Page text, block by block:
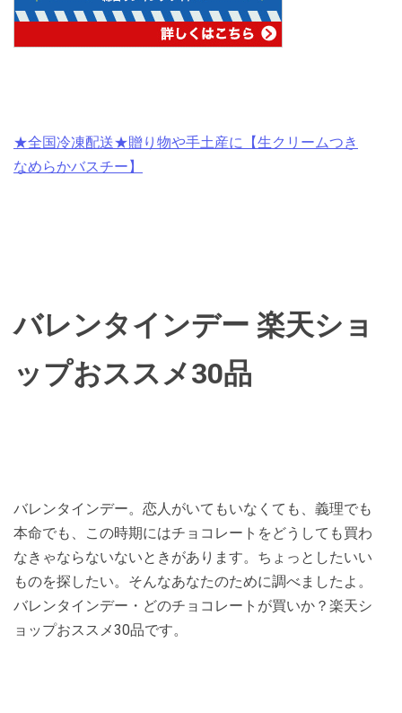
★全国冷凍配送★贈り物や手土産に【生クリームつき
なめらかバスチー】
バレンタインデー 楽天ショ
ップおススメ30品
バレンタインデー。恋人がいてもいなくても、義理でも
本命でも、この時期にはチョコレートをどうしても買わ
なきゃならないないときがあります。ちょっとしたいい
ものを探したい。そんなあなたのために調べましたよ。
バレンタインデー・どのチョコレートが買いか？楽天シ
ョップおススメ30品です。